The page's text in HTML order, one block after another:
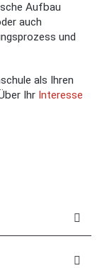
Aufbau
auch
und
als Ihren
Ihr Interesse